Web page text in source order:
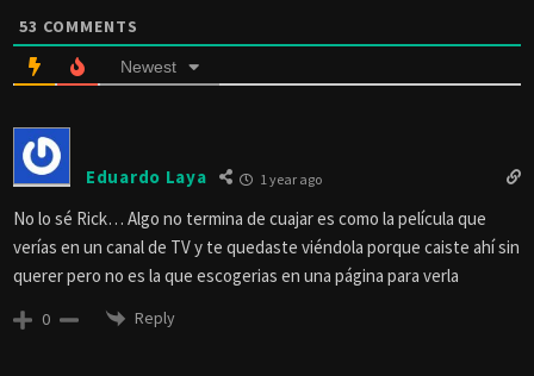
53 COMMENTS
Newest
Eduardo Laya 1 year ago
No lo sé Rick… Algo no termina de cuajar es como la película que
verías en un canal de TV y te quedaste viéndola porque caiste ahí sin
querer pero no es la que escogerias en una página para verla
0 Reply